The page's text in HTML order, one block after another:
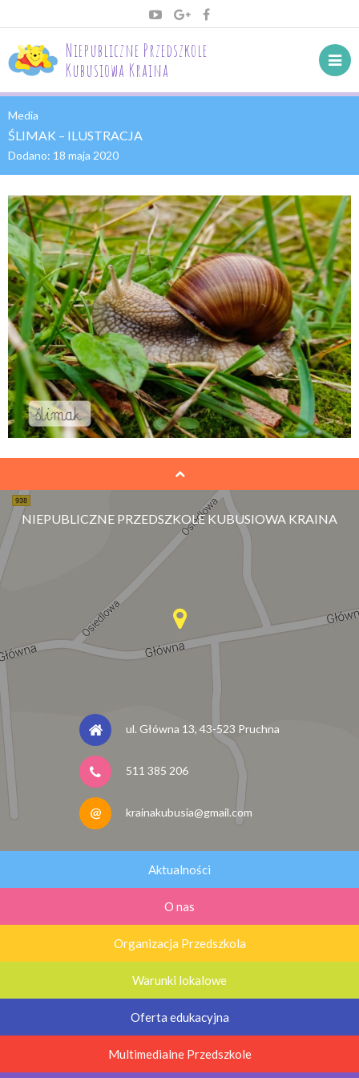
Niepubliczne Przedszkole
Kubusiowa Kraina
Media
ŚLIMAK – ILUSTRACJA
Dodano: 18 maja 2020
NIEPUBLICZNE PRZEDSZKOLE KUBUSIOWA KRAINA
ul. Główna 13, 43-523 Pruchna
511 385 206
krainakubusia@gmail.com
Aktualności
O nas
Organizacja Przedszkola
Warunki lokalowe
Oferta edukacyjna
Multimedialne Przedszkole